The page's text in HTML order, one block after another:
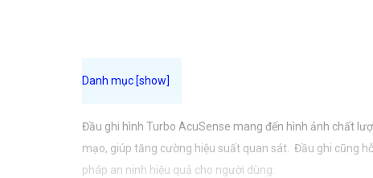
Đầu ghi hình Turbo AcuSense mang đến hình ảnh chất
mạo, giúp tăng cường hiệu suất quan sát. Đầu ghi cũng
pháp an ninh hiệu quả cho người dùng.